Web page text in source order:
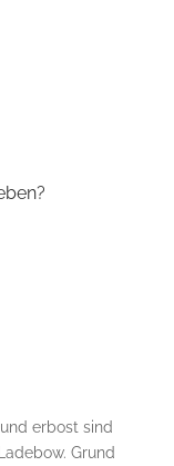
erbost sind
Grund